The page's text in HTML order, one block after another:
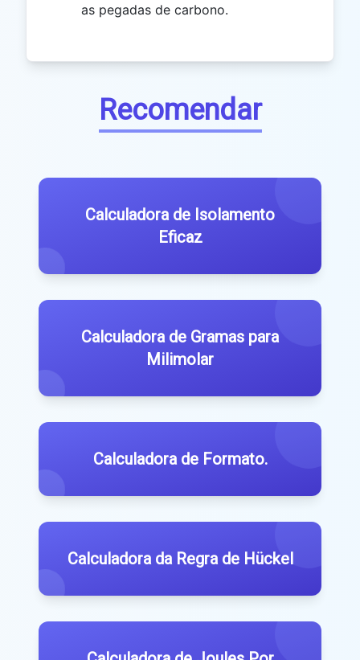
as pegadas de carbono.
Recomendar
Calculadora de Isolamento
Eficaz
Calculadora de Gramas para
Milimolar
Calculadora de Formato.
Calculadora da Regra de Hückel